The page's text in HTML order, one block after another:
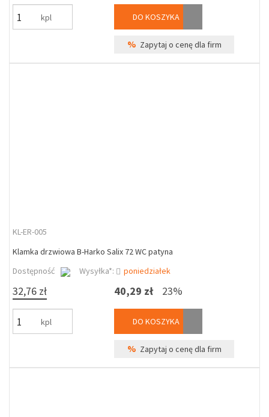
kpl DO KOSZYKA
% Zapytaj o cenę dla firm
KL-ER-005
Klamka drzwiowa B-Harko Salix 72 WC patyna
Dostępność
Wysyłka*: poniedziałek
32,76 zł
kpl
40,29 zł 23%
DO KOSZYKA
% Zapytaj o cenę dla firm